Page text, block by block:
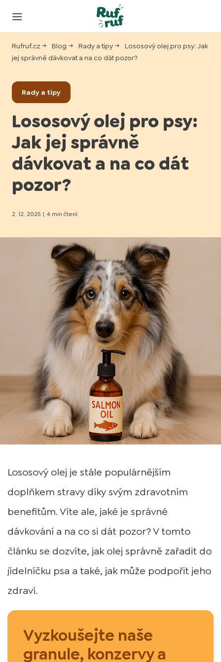
Rufruf.cz Blog Rady a tipy
Lososový olej pro psy: Jak
jej správně dávkovat a na co dát pozor?
Rady a tipy
Lososový olej pro psy:
Jak jej správně
dávkovat a na co dát
pozor?
2. 12. 2025 | 4 min čtení
Lososový olej je stále populárnějším
doplňkem stravy díky svým zdravotním
benefitům. Víte ale, jaké je správné
dávkování a na co si dát pozor? V tomto
článku se dozvíte, jak olej správně zařadit do
jídelníčku psa a také, jak může podpořit jeho
zdraví.
Vyzkoušejte naše
granule, konzervy a